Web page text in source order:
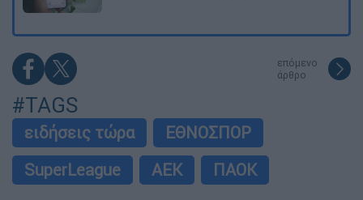
επόμενο
άρθρο
#TAGS
ειδήσεις τώρα
ΕΘΝΟΣΠΟΡ
SuperLeague
ΑΕΚ ΠΑΟΚ